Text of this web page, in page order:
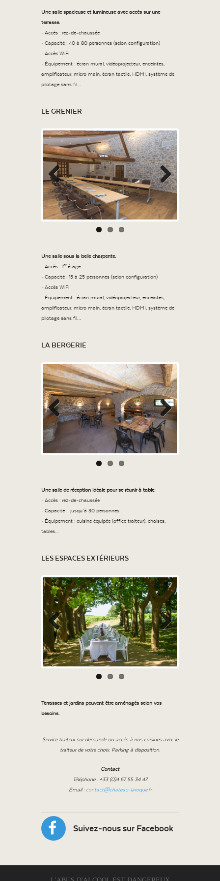
Une salle spacieuse et lumineuse avec accès sur une
terrasse.
• Accès : rez-de-chaussée
• Capacité : 40 à 80 personnes (selon configuration)
• Accès WiFi
• Équipement : écran mural, vidéoprojecteur, enceintes,
amplificateur, micro main, écran tactile, HDMI, système de
pilotage sans fil…
LE GRENIER
Previous Next
Une salle sous la belle charpente.
• Accès : 1erétage
• Capacité : 15 à 25 personnes (selon configuration)
• Accès WiFi
• Équipement : écran mural, vidéoprojecteur, enceintes,
amplificateur, micro main, écran tactile, HDMI, système de
pilotage sans fil…
LA BERGERIE
Previous Next
Une salle de réception idéale pour se réunir à table.
• Accès : rez-de-chaussée
• Capacité : jusqu’à 30 personnes
• Équipement : cuisine équipée (office traiteur), chaises,
tables…
LES ESPACES EXTÉRIEURS
Previous Next
Terrasses et jardins peuvent être aménagés selon vos
besoins.
Service traiteur sur demande ou accès à nos cuisines avec le
traiteur de votre choix. Parking à disposition.
Contact
Téléphone : +33 (0)4 67 55 34 47
Email :contact@chateau-laroque.fr
Suivez-nous sur Facebook